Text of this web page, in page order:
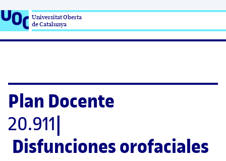
Universitat Oberta
de Catalunya
Plan Docente
20.911
Disfunciones orofaciales